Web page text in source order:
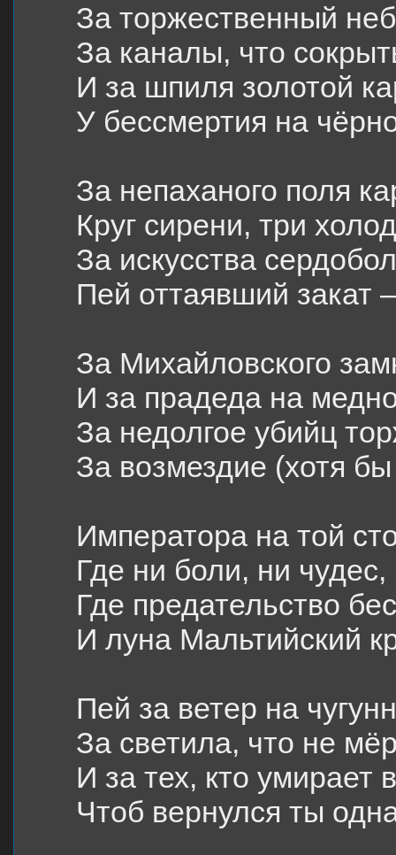
За торжественный
За каналы, что
И за шпиля золотой
У бессмертия на
За непаханого поля
Круг сирени, три
За искусства
Пей оттаявший закат
За Михайловского
И за прадеда на
За недолгое убийц
За возмездие (хотя
Императора на той
Где ни боли, ни
Где предательство
И луна Мальтийский
Пей за ветер на
За светила, что не
И за тех, кто умирает
Чтоб вернулся ты